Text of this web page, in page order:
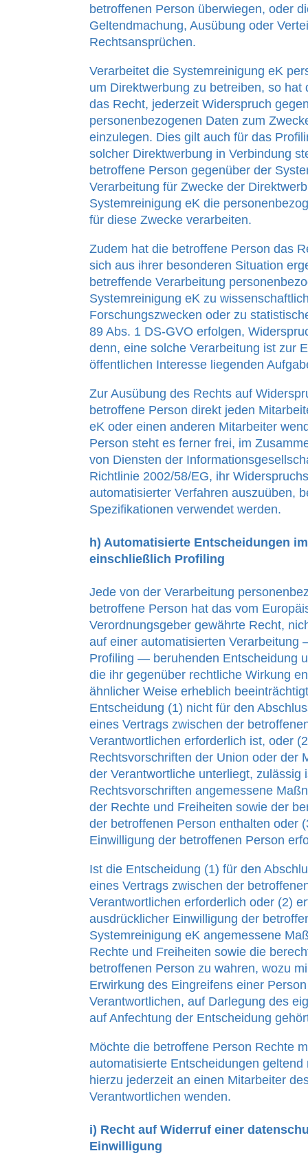
betroffenen Person überwiegen, oder
Geltendmachung, Ausübung oder
Rechtsansprüchen.
Verarbeitet die Systemreinigung eK
um Direktwerbung zu betreiben, so hat
das Recht, jederzeit Widerspruch
personenbezogenen Daten zum
einzulegen. Dies gilt auch für das
solcher Direktwerbung in Verbindung
betroffene Person gegenüber der
Verarbeitung für Zwecke der
Systemreinigung eK die
für diese Zwecke verarbeiten.
Zudem hat die betroffene Person das
sich aus ihrer besonderen Situation
betreffende Verarbeitung
Systemreinigung eK zu
Forschungszwecken oder zu
89 Abs. 1 DS-GVO erfolgen,
denn, eine solche Verarbeitung ist zur
öffentlichen Interesse liegenden
Zur Ausübung des Rechts auf
betroffene Person direkt jeden
eK oder einen anderen Mitarbeiter
Person steht es ferner frei, im
von Diensten der
Richtlinie 2002/58/EG, ihr
automatisierter Verfahren auszuüben,
Spezifikationen verwendet werden.
h) Automatisierte Entscheidungen
einschließlich Profiling
Jede von der Verarbeitung
betroffene Person hat das vom
Verordnungsgeber gewährte Recht,
auf einer automatisierten Verarbeitung
Profiling — beruhenden Entscheidung
die ihr gegenüber rechtliche Wirkung
ähnlicher Weise erheblich
Entscheidung (1) nicht für den
eines Vertrags zwischen der
Verantwortlichen erforderlich ist, oder
Rechtsvorschriften der Union oder der
der Verantwortliche unterliegt, zulässig
Rechtsvorschriften angemessene
der Rechte und Freiheiten sowie der
der betroffenen Person enthalten oder
Einwilligung der betroffenen Person
Ist die Entscheidung (1) für den
eines Vertrags zwischen der
Verantwortlichen erforderlich oder (2)
ausdrücklicher Einwilligung der
Systemreinigung eK angemessene
Rechte und Freiheiten sowie die
betroffenen Person zu wahren, wozu
Erwirkung des Eingreifens einer
Verantwortlichen, auf Darlegung des
auf Anfechtung der Entscheidung
Möchte die betroffene Person Rechte
automatisierte Entscheidungen
hierzu jederzeit an einen Mitarbeiter
Verantwortlichen wenden.
i) Recht auf Widerruf einer
Einwilligung